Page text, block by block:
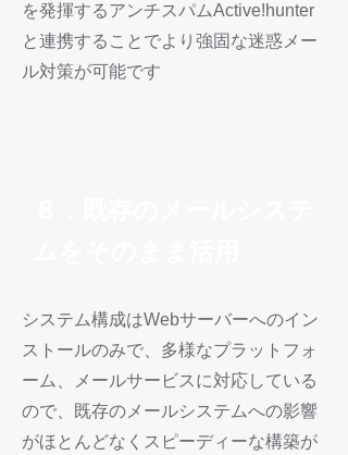
を発揮するアンチスパムActive!hunter
と連携することでより強固な迷惑メー
ル対策が可能です
システム構成はWebサーバーへのイン
ストールのみで、多様なプラットフォ
ーム、メールサービスに対応している
ので、既存のメールシステムへの影響
がほとんどなくスピーディーな構築が